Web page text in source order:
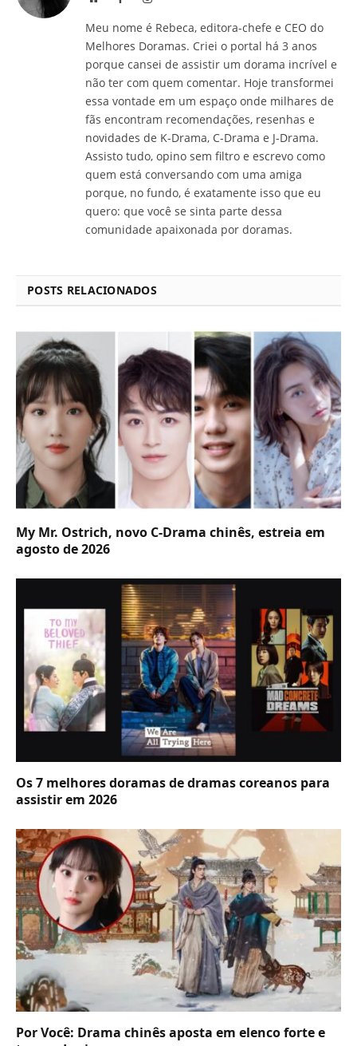
Meu nome é Rebeca, editora-chefe e CEO do
Melhores Doramas. Criei o portal há 3 anos
porque cansei de assistir um dorama incrível e
não ter com quem comentar. Hoje transformei
essa vontade em um espaço onde milhares de
fãs encontram recomendações, resenhas e
novidades de K-Drama, C-Drama e J-Drama.
Assisto tudo, opino sem filtro e escrevo como
quem está conversando com uma amiga
porque, no fundo, é exatamente isso que eu
quero: que você se sinta parte dessa
comunidade apaixonada por doramas.
POSTS RELACIONADOS
My Mr. Ostrich, novo C-Drama chinês, estreia em
agosto de 2026
Os 7 melhores doramas de dramas coreanos para
assistir em 2026
Por Você: Drama chinês aposta em elenco forte e